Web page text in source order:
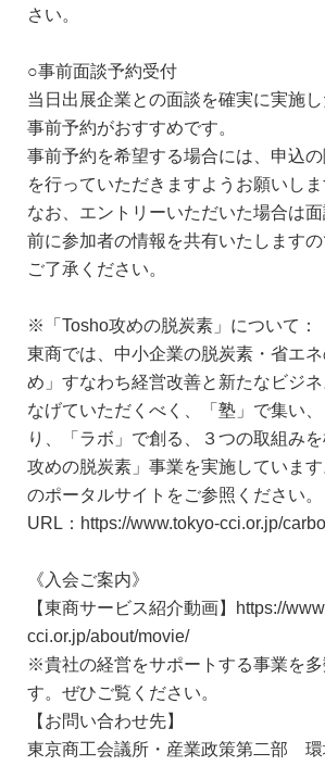
さい。
○事前面談予約受付
当日出展企業との面談を確実に実施し
事前予約がおすすめです。
事前予約を希望する場合には、申込
を行っていただきますようお願いしま
なお、エントリーいただいた場合は
前に参加者の情報を共有いたします
ご了承ください。
※「Tosho攻めの脱炭素」について：
東商では、中小企業の脱炭素・省エ
め」すなわち経営改善と新たなビジ
なげていただくべく、「塾」で集い
り、「ラボ」で創る、３つの取組み
攻めの脱炭素」事業を実施していま
のポータルサイトをご参照ください。
URL：https://www.tokyo-cci.or.jp/
《入会ご案内》
【東商サービス紹介動画】https://
cci.or.jp/about/movie/
※貴社の経営をサポートする事業を多
す。ぜひご覧ください。
【お問い合わせ先】
東京商工会議所・産業政策第二部 環